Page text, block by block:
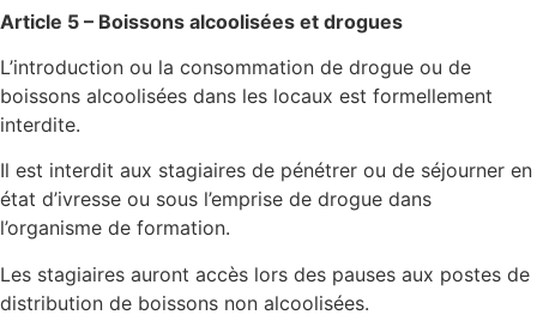
Article 5 – Boissons alcoolisées et drogues
L’introduction ou la consommation de drogue ou de
boissons alcoolisées dans les locaux est formellement
interdite.
Il est interdit aux stagiaires de pénétrer ou de séjourner en
état d’ivresse ou sous l’emprise de drogue dans
l’organisme de formation.
Les stagiaires auront accès lors des pauses aux postes de
distribution de boissons non alcoolisées.